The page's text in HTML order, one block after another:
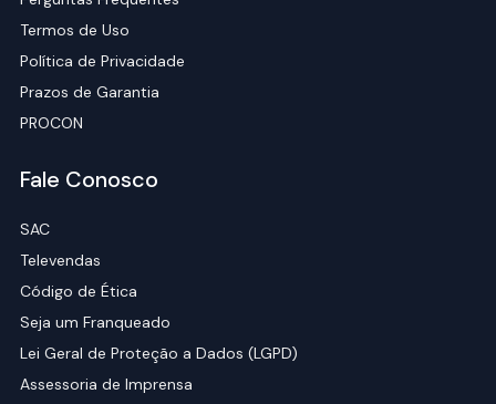
Termos de Uso
Política de Privacidade
Prazos de Garantia
PROCON
Fale Conosco
SAC
Televendas
Código de Ética
Seja um Franqueado
Lei Geral de Proteção a Dados (LGPD)
Assessoria de Imprensa